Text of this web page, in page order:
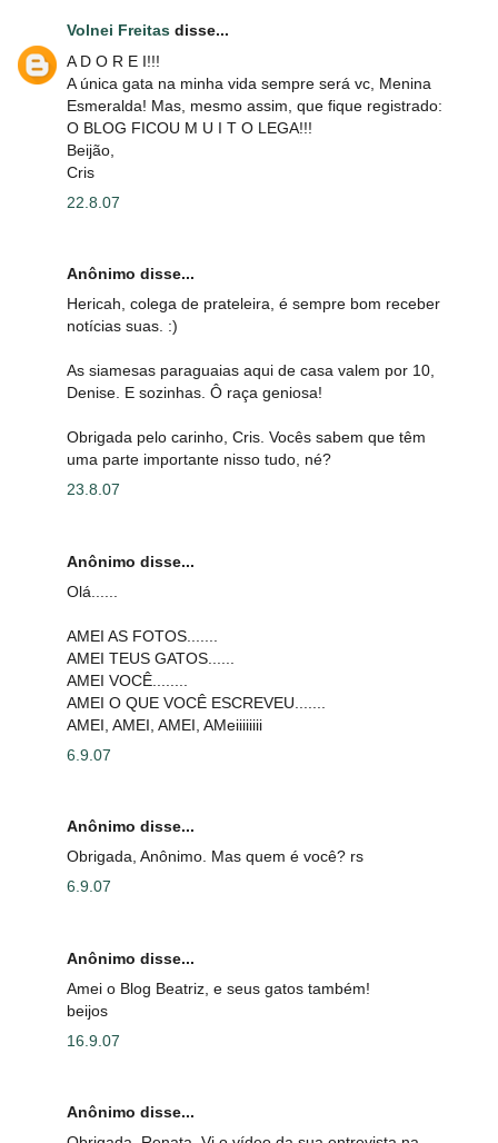
Volnei Freitas disse...
A D O R E I!!!
A única gata na minha vida sempre será vc, Menina
Esmeralda! Mas, mesmo assim, que fique registrado:
O BLOG FICOU M U I T O LEGA!!!
Beijão,
Cris
22.8.07
Anônimo disse...
Hericah, colega de prateleira, é sempre bom receber
notícias suas. :)
As siamesas paraguaias aqui de casa valem por 10,
Denise. E sozinhas. Ô raça geniosa!
Obrigada pelo carinho, Cris. Vocês sabem que têm
uma parte importante nisso tudo, né?
23.8.07
Anônimo disse...
Olá......
AMEI AS FOTOS.......
AMEI TEUS GATOS......
AMEI VOCÊ........
AMEI O QUE VOCÊ ESCREVEU.......
AMEI, AMEI, AMEI, AMeiiiiiiii
6.9.07
Anônimo disse...
Obrigada, Anônimo. Mas quem é você? rs
6.9.07
Anônimo disse...
Amei o Blog Beatriz, e seus gatos também!
beijos
16.9.07
Anônimo disse...